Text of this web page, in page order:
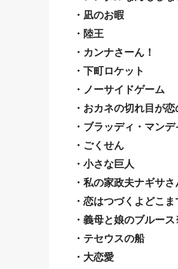
・凪のお暇
・陸王
・カンナさーん！
・下町ロケット
・ノーサイドゲーム
・おカネの切れ目が
・ブラッディ・マンデ
・ごくせん
・小さな巨人
・私の家政夫ナギサさ
・恋はつづくよどこ
・義母と娘のブルー
・テセウスの船
・大恋愛